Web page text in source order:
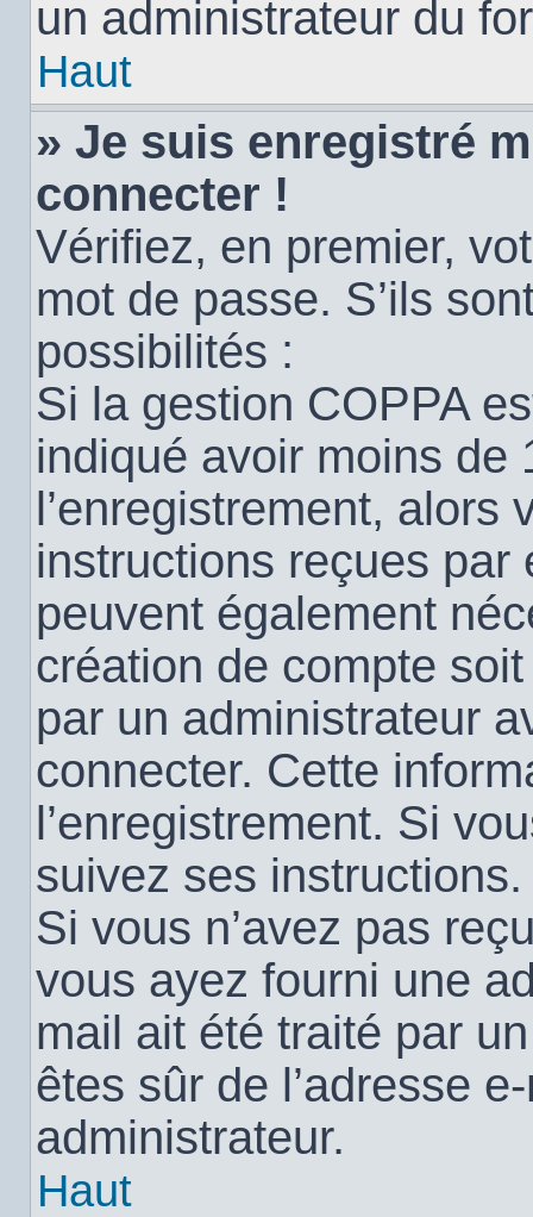
un administrateur du
Haut
» Je suis enregistré
connecter !
Vérifiez, en premier,
mot de passe. S’ils
possibilités :
Si la gestion COPPA
indiqué avoir moins de
l’enregistrement, alors
instructions reçues par
peuvent également
création de compte
par un administrateur
connecter. Cette
l’enregistrement. Si
suivez ses instructions.
Si vous n’avez pas
vous ayez fourni une
mail ait été traité par
êtes sûr de l’adresse
administrateur.
Haut